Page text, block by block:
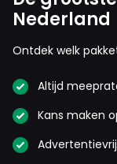
Nederland
Ontdek welk
Altijd
Kans maken